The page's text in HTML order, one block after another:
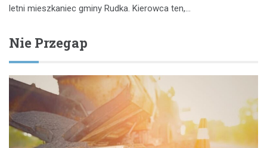
letni mieszkaniec gminy Rudka. Kierowca ten,…
Nie Przegap